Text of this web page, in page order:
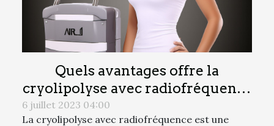
Quels avantages offre la
cryolipolyse avec radiofréquence
pour réduire les graisses ?
6 juillet 2023 04:00
La cryolipolyse avec radiofréquence est une